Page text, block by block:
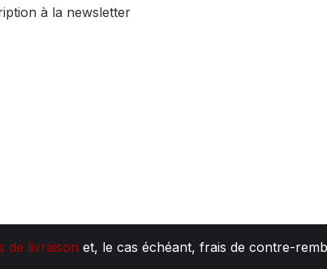
à la newsletter
de livraison et, le cas échéant, frais de contre-